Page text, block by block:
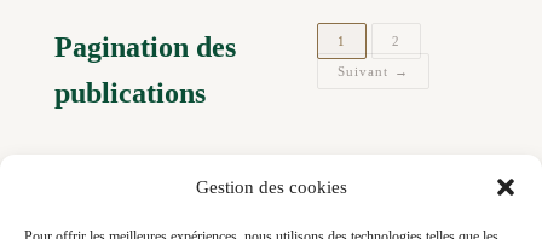
Gestion des cookies
Pagination des
publications
1 2
Suivant →